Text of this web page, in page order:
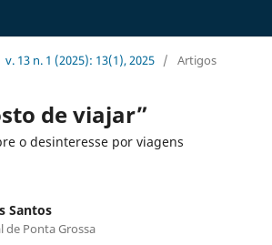
v. 13 n. 1 (2025): 13(1), 2025 / Artigos
de viajar”
o desinteresse por viagens
Santos
de Ponta Grossa